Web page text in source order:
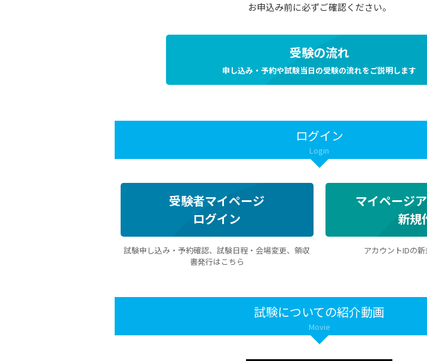
お申込み前に必ずご確認ください。
受験の流れ
申し込み・予約や試験当日の受験の流れをご説明します
ログイン
Login
受験者マイページ
ログイン
試験申し込み・予約確認、試験日程・会場変更、領収
書発行はこちら
マイページ
新規
アカウントIDの
試験についての紹介動画
Movie